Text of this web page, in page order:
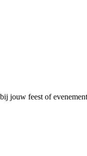
jouw feest of